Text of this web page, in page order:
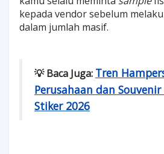
kepada vendor sebelum
dalam jumlah masif.
💡Baca Juga: Tren
Perusahaan dan
Stiker 2026